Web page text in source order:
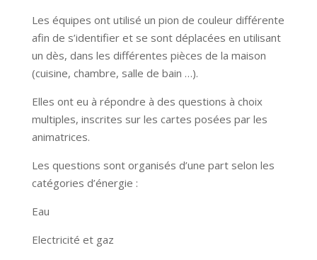
Les équipes ont utilisé un pion de couleur différente
afin de s’identifier et se sont déplacées en utilisant
un dès, dans les différentes pièces de la maison
(cuisine, chambre, salle de bain …).
Elles ont eu à répondre à des questions à choix
multiples, inscrites sur les cartes posées par les
animatrices.
Les questions sont organisés d’une part selon les
catégories d’énergie :
Eau
Electricité et gaz